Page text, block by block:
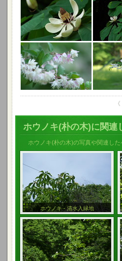
ホウノキ(朴の木)に関連
ホウノキ(朴の木)の写真や関連し
ホウノキ - 清水入緑地